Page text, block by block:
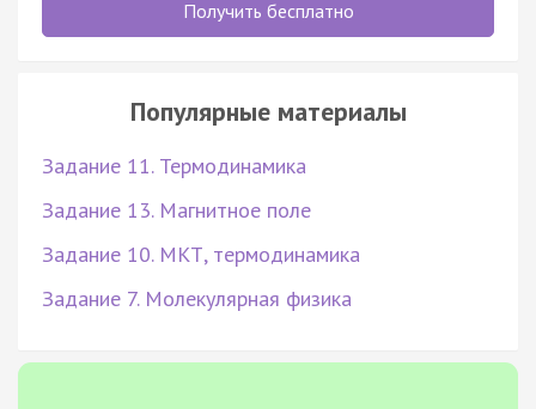
Получить бесплатно
Популярные материалы
Задание 11. Термодинамика
Задание 13. Магнитное поле
Задание 10. МКТ, термодинамика
Задание 7. Молекулярная физика